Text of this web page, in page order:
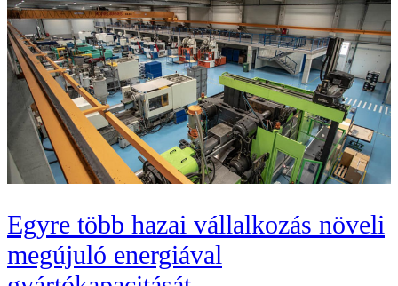
Egyre több hazai vállalkozás növeli
megújuló energiával